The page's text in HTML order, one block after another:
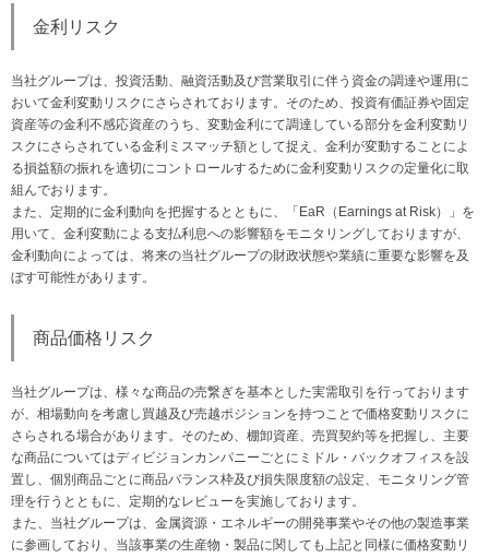
金利リスク
当社グループは、投資活動、融資活動及び営業取引に伴う資金の調達や運用に
おいて金利変動リスクにさらされております。そのため、投資有価証券や固定
資産等の金利不感応資産のうち、変動金利にて調達している部分を金利変動リ
スクにさらされている金利ミスマッチ額として捉え、金利が変動することによ
る損益額の振れを適切にコントロールするために金利変動リスクの定量化に取
組んでおります。
また、定期的に金利動向を把握するとともに、「EaR（Earnings at Risk）」を
用いて、金利変動による支払利息への影響額をモニタリングしておりますが、
金利動向によっては、将来の当社グループの財政状態や業績に重要な影響を及
ぼす可能性があります。
商品価格リスク
当社グループは、様々な商品の売繋ぎを基本とした実需取引を行っております
が、相場動向を考慮し買越及び売越ポジションを持つことで価格変動リスクに
さらされる場合があります。そのため、棚卸資産、売買契約等を把握し、主要
な商品についてはディビジョンカンパニーごとにミドル・バックオフィスを設
置し、個別商品ごとに商品バランス枠及び損失限度額の設定、モニタリング管
理を行うとともに、定期的なレビューを実施しております。
また、当社グループは、金属資源・エネルギーの開発事業やその他の製造事業
に参画しており、当該事業の生産物・製品に関しても上記と同様に価格変動リ